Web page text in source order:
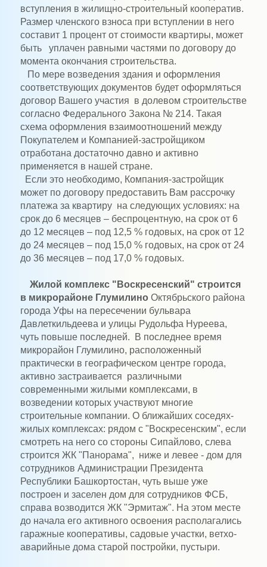
вступления в жилищно-строительный кооператив.
Размер членского взноса при вступлении в него
составит 1 процент от стоимости квартиры, может
быть уплачен равными частями по договору до
момента окончания строительства.
По мере возведения здания и оформления
соответствующих документов будет оформляться
договор Вашего участия в долевом строительстве
согласно Федерального Закона № 214. Такая
схема оформления взаимоотношений между
Покупателем и Компанией-застройщиком
отработана достаточно давно и активно
применяется в нашей стране.
Если это необходимо, Компания-застройщик
может по договору предоставить Вам рассрочку
платежа за квартиру на следующих условиях: на
срок до 6 месяцев – беспроцентную, на срок от 6
до 12 месяцев – под 12,5 % годовых, на срок от 12
до 24 месяцев – под 15,0 % годовых, на срок от 24
до 36 месяцев – под 17,0 % годовых.
Жилой комплекс "Воскресенский" строится
в микрорайоне Глумилино Октябрьского района
города Уфы на пересечении бульвара
Давлеткильдеева и улицы Рудольфа Нуреева,
чуть повыше последней. В последнее время
микрорайон Глумилино, расположенный
практически в географическом центре города,
активно застраивается различными
современными жилыми комплексами, в
возведении которых участвуют многие
строительные компании. О ближайших соседях-
жилых комплексах: рядом с "Воскресенским", если
смотреть на него со стороны Сипайлово, слева
строится ЖК "Панорама", ниже и левее - дом для
сотрудников Администрации Президента
Республики Башкортостан, чуть выше уже
построен и заселен дом для сотрудников ФСБ,
справа возводится ЖК "Эрмитаж". На этом месте
до начала его активного освоения располагались
гаражные кооперативы, садовые участки, ветхо-
аварийные дома старой постройки, пустыри.